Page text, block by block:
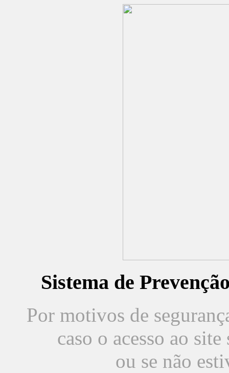
Sistema de
Por motivos de
caso o acesso ao
ou se não